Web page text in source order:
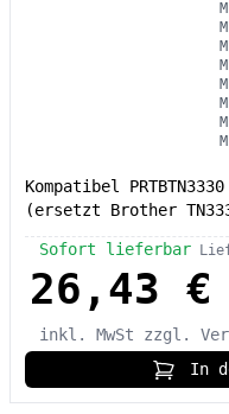
Kompatibel
(ersetzt Brother
Sofort lieferbar
26,43 €
inkl. MwSt
zzgl.
In